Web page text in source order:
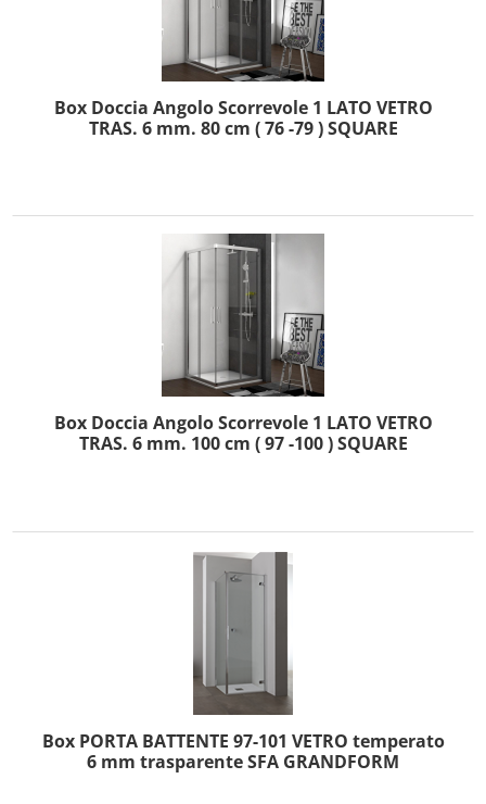
Box Doccia Angolo Scorrevole 1 LATO VETRO
TRAS. 6 mm. 80 cm ( 76 -79 ) SQUARE
Box Doccia Angolo Scorrevole 1 LATO VETRO
TRAS. 6 mm. 100 cm ( 97 -100 ) SQUARE
Box PORTA BATTENTE 97-101 VETRO temperato
6 mm trasparente SFA GRANDFORM